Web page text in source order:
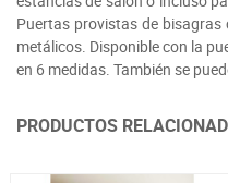
Puertas provistas de
metálicos. Disponible con la
en 6 medidas. También se
PRODUCTOS